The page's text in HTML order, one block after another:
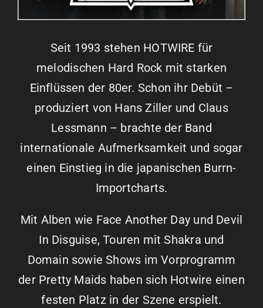
Seit 1993 stehen HOTWIRE für
melodischen Hard Rock mit starken
Einflüssen der 80er. Schon ihr Debüt –
produziert von Hans Ziller und Claus
Lessmann – brachte der Band
internationale Aufmerksamkeit und sogar
einen Einstieg in die japanischen Burrn-
Importcharts.
Mit Alben wie Face Another Day und Devil
In Disguise, Touren mit Shakra und
Domain sowie Shows im Vorprogramm
der Pretty Maids haben sich Hotwire einen
festen Platz in der Szene erspielt.